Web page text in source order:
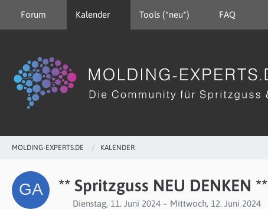
Forum Kalender Tools (*neu*) FAQ
MOLDING-EXPERTS.DE KALENDER
** Spritzguss NEU DENKEN **
Dienstag, 11. Juni 2024 – Mittwoch, 12. Juni 2024